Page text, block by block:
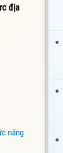
địa
năng